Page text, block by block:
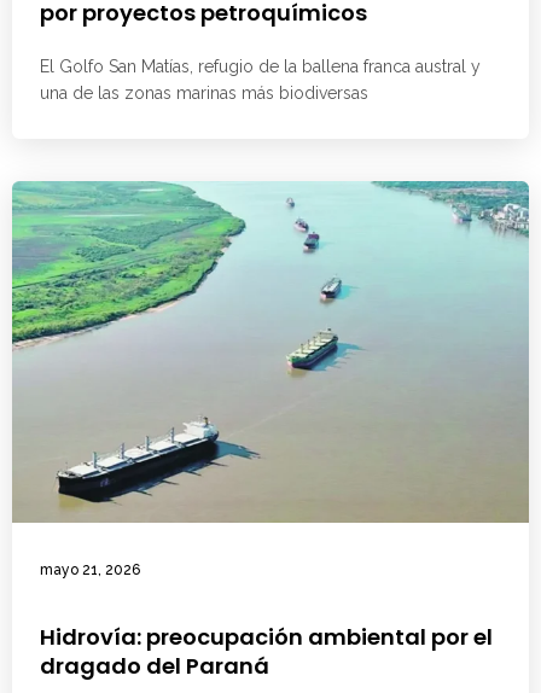
por proyectos petroquímicos
El Golfo San Matías, refugio de la ballena franca austral y
una de las zonas marinas más biodiversas
mayo 21, 2026
Hidrovía: preocupación ambiental por el
dragado del Paraná